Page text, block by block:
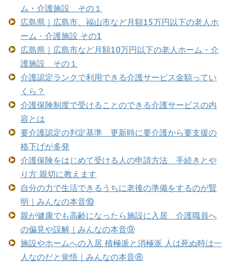
ム・介護施設 その１
広島県｜広島市、福山市など月額15万円以下の老人ホ
ーム・介護施設 その1
広島県｜広島市など月額10万円以下の老人ホーム・介
護施設 その１
介護認定ランクで利用できる介護サービス金額ってい
くら？
介護保険制度で受けることのできる介護サービスの内
容とは
要介護認定の判定基準 更新時に要介護から要支援の
格下げが多発
介護保険をはじめて受ける人の申請方法 手続きとや
り方 親切に教えます
自分の力で生活できるうちに老後の準備をするのが賢
明｜みんなの本音⑩
親が健康でも高齢になったら施設に入居 介護職員へ
の偏見や誤解｜みんなの本音⑨
施設やホームへの入居 積極派と消極派 人は死ぬ時は一
人なのだと覚悟｜みんなの本音⑧